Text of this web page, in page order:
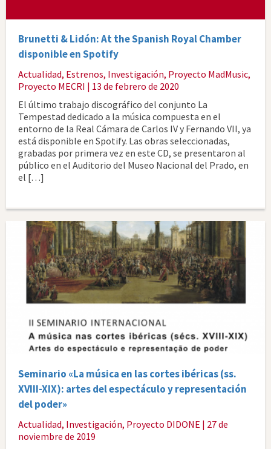
Brunetti & Lidón: At the Spanish Royal Chamber
disponible en Spotify
Actualidad, Estrenos, Investigación, Proyecto MadMusic,
Proyecto MECRI | 13 de febrero de 2020
El último trabajo discográfico del conjunto La
Tempestad dedicado a la música compuesta en el
entorno de la Real Cámara de Carlos IV y Fernando VII, ya
está disponible en Spotify. Las obras seleccionadas,
grabadas por primera vez en este CD, se presentaron al
público en el Auditorio del Museo Nacional del Prado, en
el […]
Seminario «La música en las cortes ibéricas (ss.
XVIII-XIX): artes del espectáculo y representación
del poder»
Actualidad, Investigación, Proyecto DIDONE | 27 de
noviembre de 2019